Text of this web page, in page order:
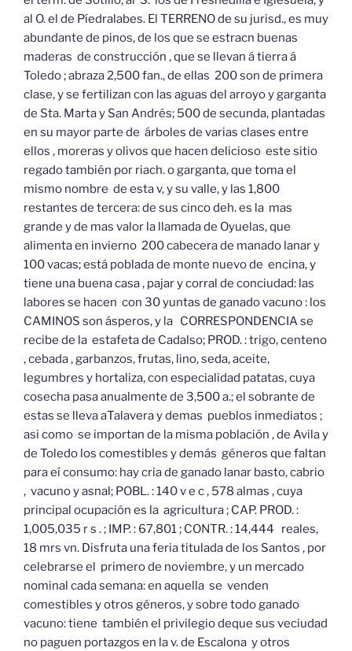
al O. el de Píedralabes. El TERRENO de su jurisd., es muy
abundante de pinos, de los que se estracn buenas
maderas de construcción , que se llevan á tierra á
Toledo ; abraza 2,500 fan., de ellas 200 son de primera
clase, y se fertilizan con las aguas del arroyo y garganta
de Sta. Marta y San Andrés; 500 de secunda, plantadas
en su mayor parte de árboles de varias clases entre
ellos , moreras y olivos que hacen delicioso este sitio
regado también por riach. o garganta, que toma el
mismo nombre de esta v, y su valle, y las 1,800
restantes de tercera: de sus cinco deh. es la mas
grande y de mas valor la llamada de Oyuelas, que
alimenta en invierno 200 cabecera de manado lanar y
100 vacas; está poblada de monte nuevo de encina, y
tiene una buena casa , pajar y corral de conciudad: las
labores se hacen con 30 yuntas de ganado vacuno : los
CAMINOS son ásperos, y la CORRESPONDENCIA se
recibe de la estafeta de Cadalso; PROD. : trigo, centeno
, cebada , garbanzos, frutas, lino, seda, aceite,
legumbres y hortaliza, con especialidad patatas, cuya
cosecha pasa anualmente de 3,500 a.; el sobrante de
estas se lleva aTalavera y demas pueblos inmediatos ;
asi como se importan de la misma población , de Avila y
de Toledo los comestibles y demás géneros que faltan
para eí consumo: hay cria de ganado lanar basto, cabrio
, vacuno y asnal; POBL. : 140 v e c , 578 almas , cuya
principal ocupación es la agricultura ; CAP. PROD. :
1,005,035 r s . ; IMP. : 67,801 ; CONTR. : 14,444 reales,
18 mrs vn. Disfruta una feria titulada de los Santos , por
celebrarse el primero de noviembre, y un mercado
nominal cada semana: en aquella se venden
comestibles y otros géneros, y sobre todo ganado
vacuno: tiene también el privilegio deque sus veciudad
no paguen portazgos en la v. de Escalona y otros